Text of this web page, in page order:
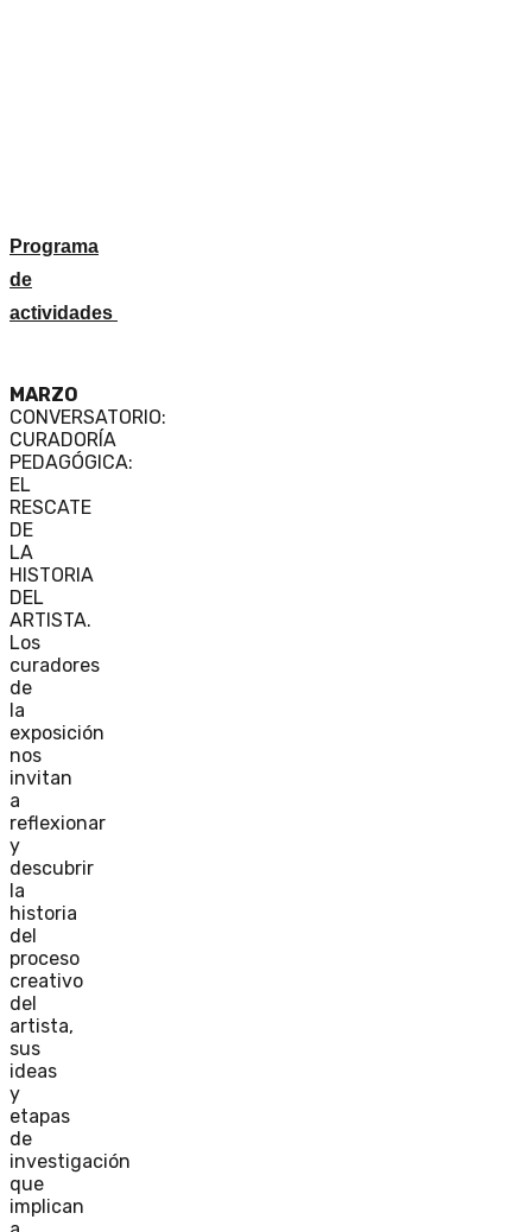
Programa
de
actividades
MARZO
CONVERSATORIO:
CURADORÍA
PEDAGÓGICA:
EL
RESCATE
DE
LA
HISTORIA
DEL
ARTISTA.
Los
curadores
de
la
exposición
nos
invitan
a
reflexionar
y
descubrir
la
historia
del
proceso
creativo
del
artista,
sus
ideas
y
etapas
de
investigación
que
implican